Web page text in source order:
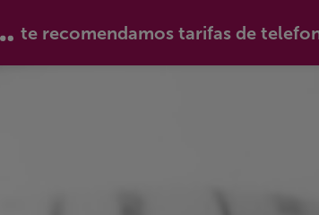
te recomendamos tarifas de